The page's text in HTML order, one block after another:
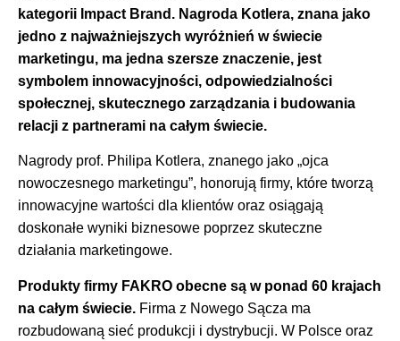
kategorii Impact Brand. Nagroda Kotlera, znana jako
jedno z najważniejszych wyróżnień w świecie
marketingu, ma jedna szersze znaczenie, jest
symbolem innowacyjności, odpowiedzialności
społecznej, skutecznego zarządzania i budowania
relacji z partnerami na całym świecie.
Nagrody prof. Philipa Kotlera, znanego jako „ojca
nowoczesnego marketingu”, honorują firmy, które tworzą
innowacyjne wartości dla klientów oraz osiągają
doskonałe wyniki biznesowe poprzez skuteczne
działania marketingowe.
Produkty firmy FAKRO obecne są w ponad 60 krajach
na całym świecie. Firma z Nowego Sącza ma
rozbudowaną sieć produkcji i dystrybucji. W Polsce oraz